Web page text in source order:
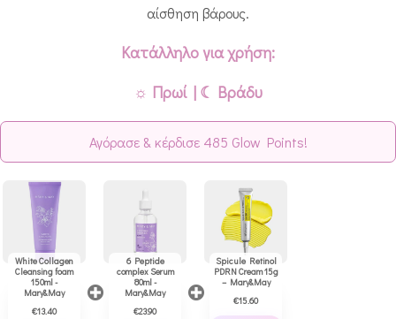
αίσθηση βάρους.
Κατάλληλο για χρήση:
☼ Πρωί | ☾ Βράδυ
Αγόρασε & κέρδισε 485 Glow Points!
White Collagen
Cleansing foam
150ml -
Mary&May
€13.40
6 Peptide
complex Serum
80ml -
Mary&May
€23.90
Spicule Retinol
PDRN Cream 15g
– Mary&May
€15.60